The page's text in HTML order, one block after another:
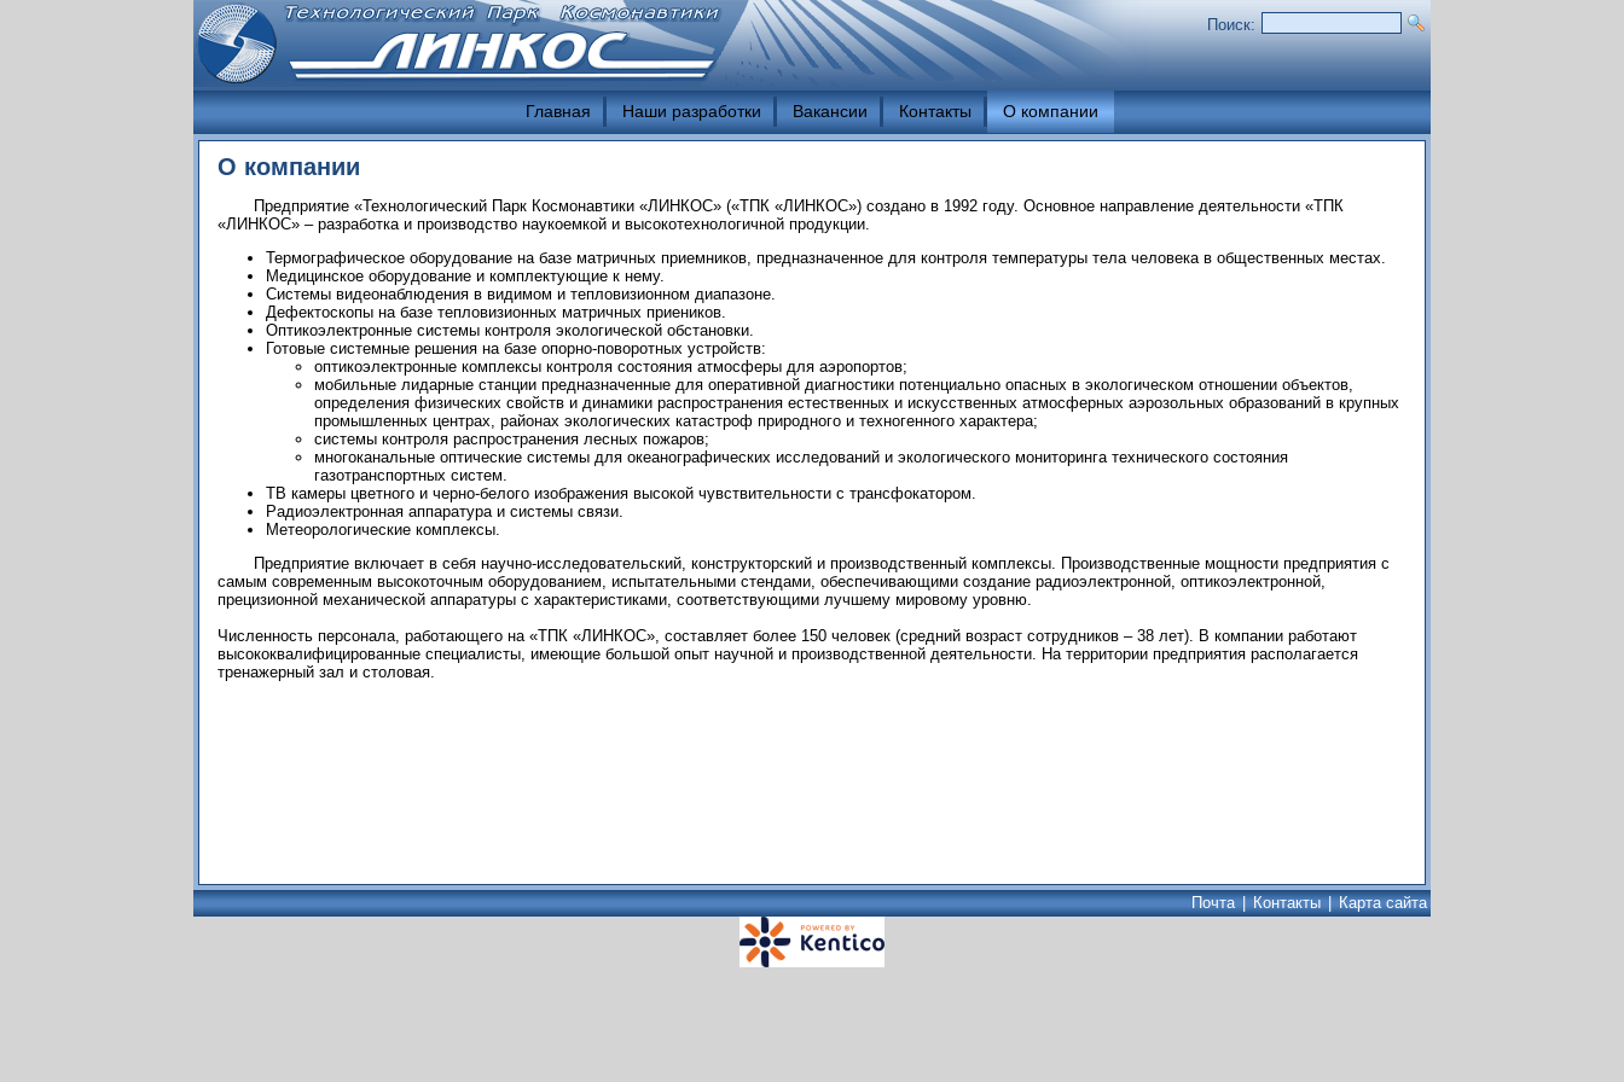
Поиск:
Главная Наши разработки Вакансии Контакты О компании
О компании
Предприятие «Технологический Парк Космонавтики «ЛИНКОС» («ТПК «ЛИНКОС») создано в 1992 году. Основное направление деятельности «ТПК
«ЛИНКОС» – разработка и производство наукоемкой и высокотехнологичной продукции.
Термографическое оборудование на базе матричных приемников, предназначенное для контроля температуры тела человека в общественных местах.
Медицинское оборудование и комплектующие к нему.
Системы видеонаблюдения в видимом и тепловизионном диапазоне.
Дефектоскопы на базе тепловизионных матричных приеников.
Оптикоэлектронные системы контроля экологической обстановки.
Готовые системные решения на базе опорно-поворотных устройств:
оптикоэлектронные комплексы контроля состояния атмосферы для аэропортов;
мобильные лидарные станции предназначенные для оперативной диагностики потенциально опасных в экологическом отношении объектов,
определения физических свойств и динамики распространения естественных и искусственных атмосферных аэрозольных образований в крупных
промышленных центрах, районах экологических катастроф природного и техногенного характера;
системы контроля распространения лесных пожаров;
многоканальные оптические системы для океанографических исследований и экологического мониторинга технического состояния
газотранспортных систем.
ТВ камеры цветного и черно-белого изображения высокой чувствительности с трансфокатором.
Радиоэлектронная аппаратура и системы связи.
Метеорологические комплексы.
Предприятие включает в себя научно-исследовательский, конструкторский и производственный комплексы. Производственные мощности предприятия с
самым современным высокоточным оборудованием, испытательными стендами, обеспечивающими создание радиоэлектронной, оптикоэлектронной,
прецизионной механической аппаратуры с характеристиками, соответствующими лучшему мировому уровню.
Численность персонала, работающего на «ТПК «ЛИНКОС», составляет более 150 человек (средний возраст сотрудников – 38 лет). В компании работают
высококвалифицированные специалисты, имеющие большой опыт научной и производственной деятельности. На территории предприятия располагается
тренажерный зал и столовая.
Карта сайта
|
Контакты
|
Почта